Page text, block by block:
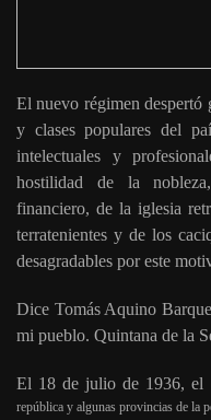
El nuevo régimen despertó
y clases populares del
intelectuales y
hostilidad de la
financiero, de la iglesia
terratenientes y de los
desagradables por este
Dice Tomás Aquino
mi pueblo. Quintana de la
El 18 de julio de 1936, el
república y algunas provincias de la